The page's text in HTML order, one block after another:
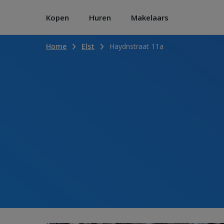
Kopen Huren Makelaars
Home Elst Haydnstraat 11a